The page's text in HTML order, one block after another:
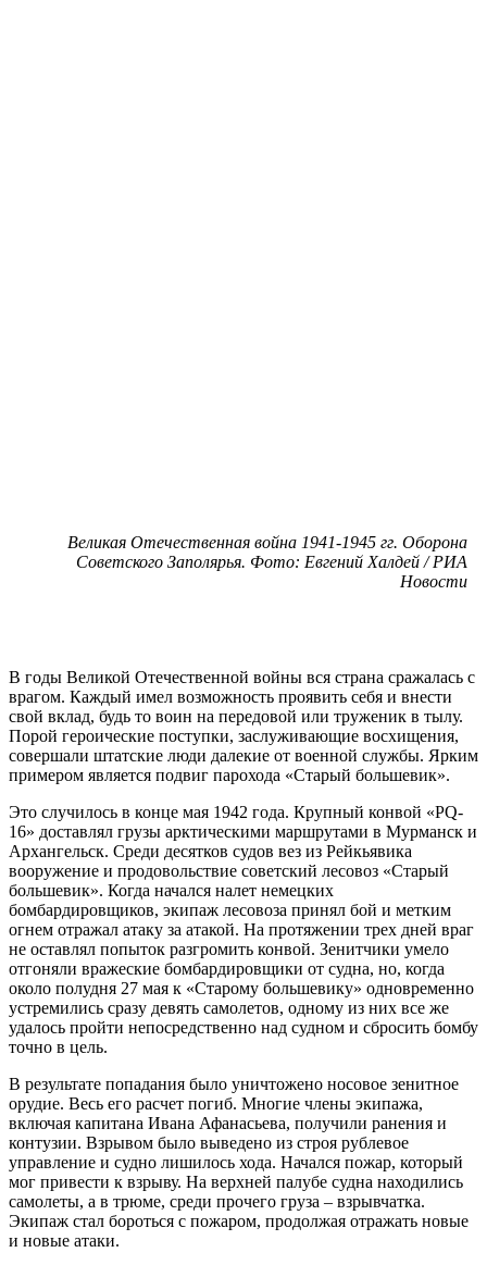
Великая Отечественная война 1941-1945 гг. Оборона
Советского Заполярья. Фото: Евгений Халдей / РИА
Новости
В годы Великой Отечественной войны вся страна сражалась с
врагом. Каждый имел возможность проявить себя и внести
свой вклад, будь то воин на передовой или труженик в тылу.
Порой героические поступки, заслуживающие восхищения,
совершали штатские люди далекие от военной службы. Ярким
примером является подвиг парохода «Старый большевик».
Это случилось в конце мая 1942 года. Крупный конвой «PQ-
16» доставлял грузы арктическими маршрутами в Мурманск и
Архангельск. Среди десятков судов вез из Рейкьявика
вооружение и продовольствие советский лесовоз «Старый
большевик». Когда начался налет немецких
бомбардировщиков, экипаж лесовоза принял бой и метким
огнем отражал атаку за атакой. На протяжении трех дней враг
не оставлял попыток разгромить конвой. Зенитчики умело
отгоняли вражеские бомбардировщики от судна, но, когда
около полудня 27 мая к «Старому большевику» одновременно
устремились сразу девять самолетов, одному из них все же
удалось пройти непосредственно над судном и сбросить бомбу
точно в цель.
В результате попадания было уничтожено носовое зенитное
орудие. Весь его расчет погиб. Многие члены экипажа,
включая капитана Ивана Афанасьева, получили ранения и
контузии. Взрывом было выведено из строя рублевое
управление и судно лишилось хода. Начался пожар, который
мог привести к взрыву. На верхней палубе судна находились
самолеты, а в трюме, среди прочего груза – взрывчатка.
Экипаж стал бороться с пожаром, продолжая отражать новые
и новые атаки.